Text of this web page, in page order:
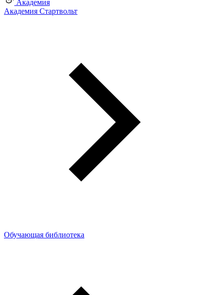
Академия
Академия Стартвольт
Обучающая библиотека